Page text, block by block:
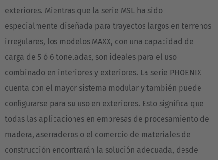
exteriores. Mientras que la serie MSL ha sido
especialmente diseñada para trayectos largos en terrenos
irregulares, los modelos MAXX, con una capacidad de
carga de 5 ó 6 toneladas, son ideales para el uso
combinado en interiores y exteriores. La serie PHOENIX
cuenta con el mayor sistema modular y también puede
configurarse para su uso en exteriores. Esto significa que
todas las aplicaciones en empresas de procesamiento de
madera, aserraderos o el comercio de materiales de
construcción encontrarán la solución adecuada, desde